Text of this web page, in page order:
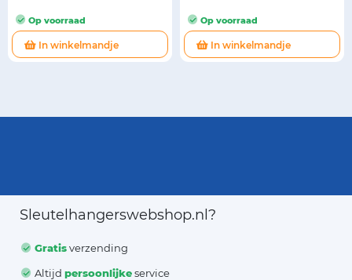
Op voorraad
In winkelmandje
Op voorraad
In winkelmandje
Sleutelhangerswebshop.nl?
Gratisverzending
Altijdpersoonlijkeservice